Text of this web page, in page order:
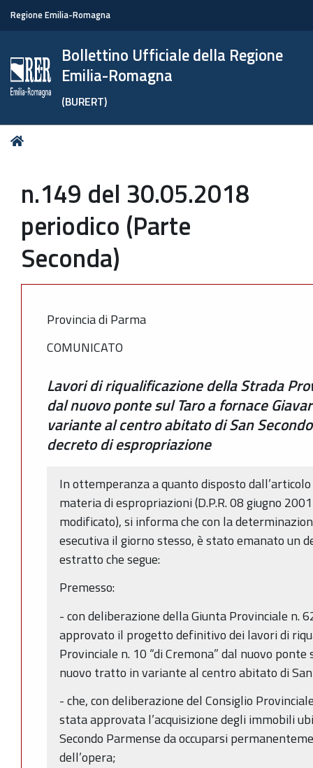
Regione Emilia-Romagna
Bollettino Ufficiale della Regione
Emilia-Romagna
(BURERT)
Tu
n.149 del 30.05.2018
periodico (Parte
Seconda)
Provincia di Parma
COMUNICATO
Lavori di riqualificazione della Strada
dal nuovo ponte sul Taro a fornace
variante al centro abitato di San
decreto di espropriazione
In ottemperanza a quanto disposto
materia di espropriazioni (D.P.R. 08 giugno
modificato), si informa che con la
esecutiva il giorno stesso, è stato emanato un
estratto che segue:
Premesso:
- con deliberazione della Giunta Provinciale n.
approvato il progetto definitivo dei lavori di
Provinciale n. 10 “di Cremona” dal nuovo
nuovo tratto in variante al centro abitato di
- che, con deliberazione del Consiglio
stata approvata l’acquisizione degli immobili
Secondo Parmense da occuparsi
dell’opera;